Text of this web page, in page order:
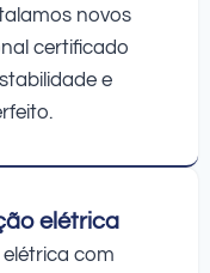
novos
certificado
e
elétrica
com